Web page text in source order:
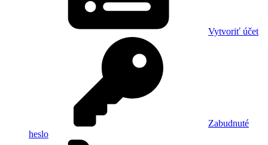
Vytvoriť účet
Zabudnuté
heslo